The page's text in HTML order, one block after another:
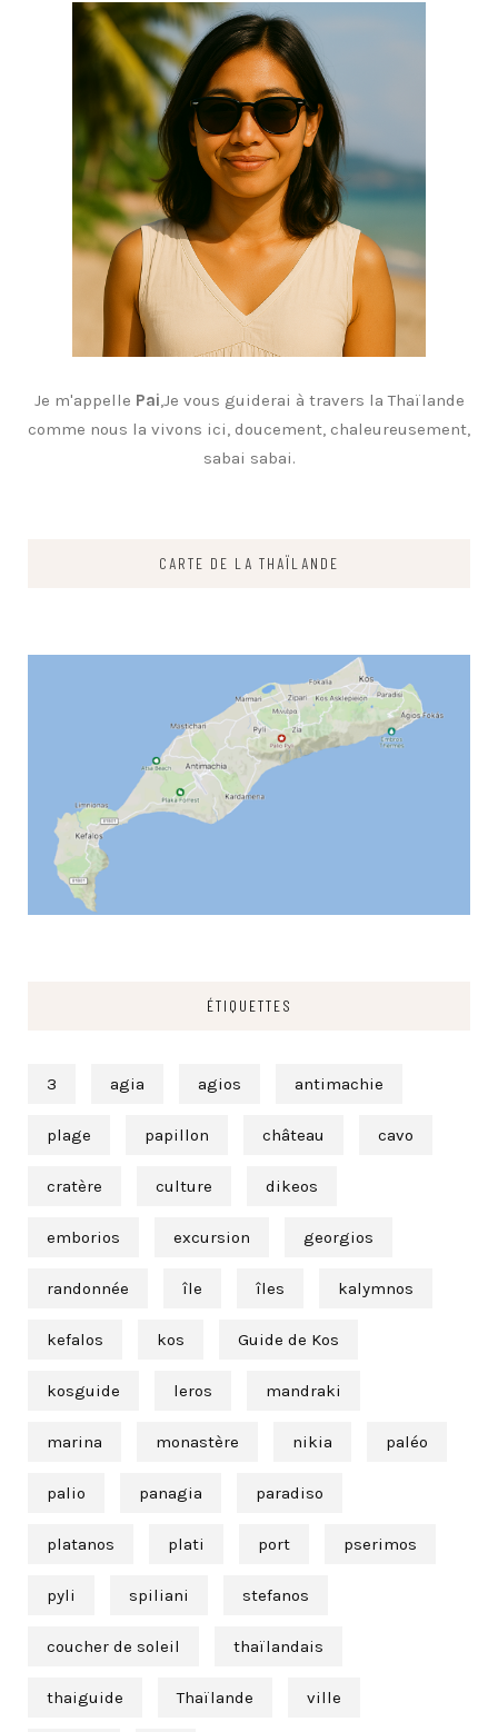
Je m'appelle Pai,Je vous guiderai à travers la Thaïlande
comme nous la vivons ici, doucement, chaleureusement,
sabai sabai.
CARTE DE LA THAÏLANDE
ÉTIQUETTES
3 agia agios antimachie
plage papillon château cavo
cratère culture dikeos
emborios excursion georgios
randonnée île îles kalymnos
kefalos kos Guide de Kos
kosguide leros mandraki
marina monastère nikia paléo
palio panagia paradiso
platanos plati port pserimos
pyli spiliani stefanos
coucher de soleil thaïlandais
thaiguide Thaïlande ville